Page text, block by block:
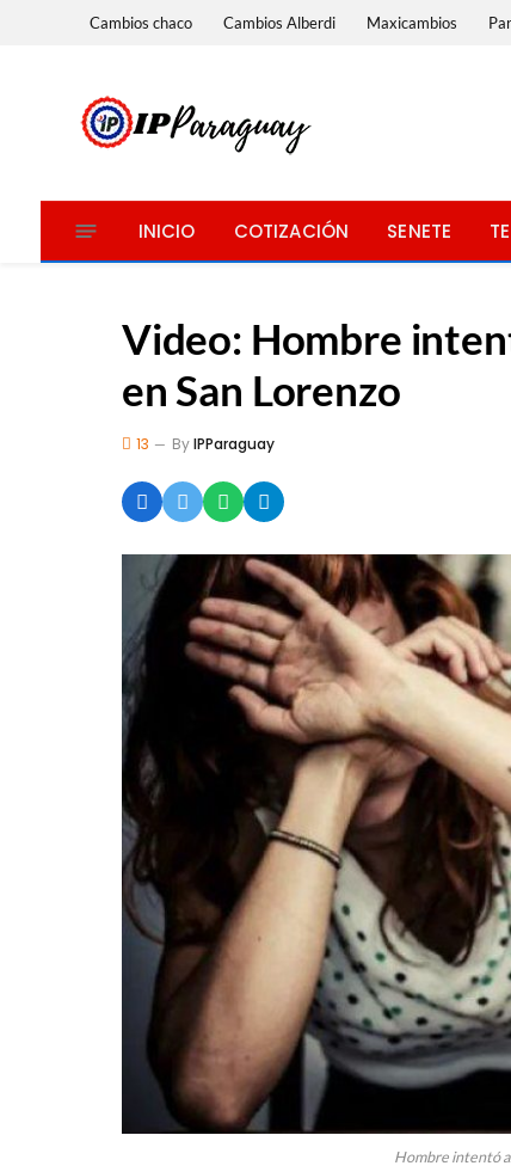
Cambios chaco Cambios Alberdi Maxicambios
INICIO COTIZACIÓN SENETE
Video: Hombre
en San Lorenzo
13 ByIPParaguay
Hombre intentó